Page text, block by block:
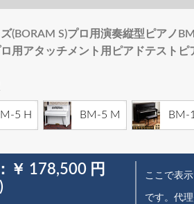
(BORAM S)プロ用演奏縦型ピアノ
用アタッチメント用ピアドテストピ
5 H BM-5 M BM-1
￥ 178,500 円
ここで表
です。代